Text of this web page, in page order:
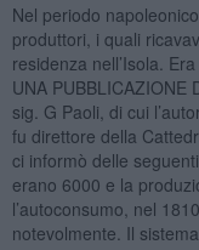
Nel periodo
produttori, i quali
residenza nell’Isola.
UNA PUBBLICAZIONE
sig. G Paoli, di cui
fu direttore della
ci informò delle
erano 6000 e la
l’autoconsumo, nel
notevolmente. Il